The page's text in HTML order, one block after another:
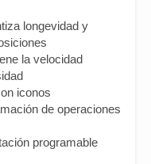
longevidad y
la velocidad
iconos
de operaciones
programable